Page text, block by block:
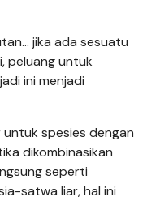
jika ada sesuatu
peluang untuk
ini menjadi
spesies dengan
dikombinasikan
seperti
satwa liar, hal ini